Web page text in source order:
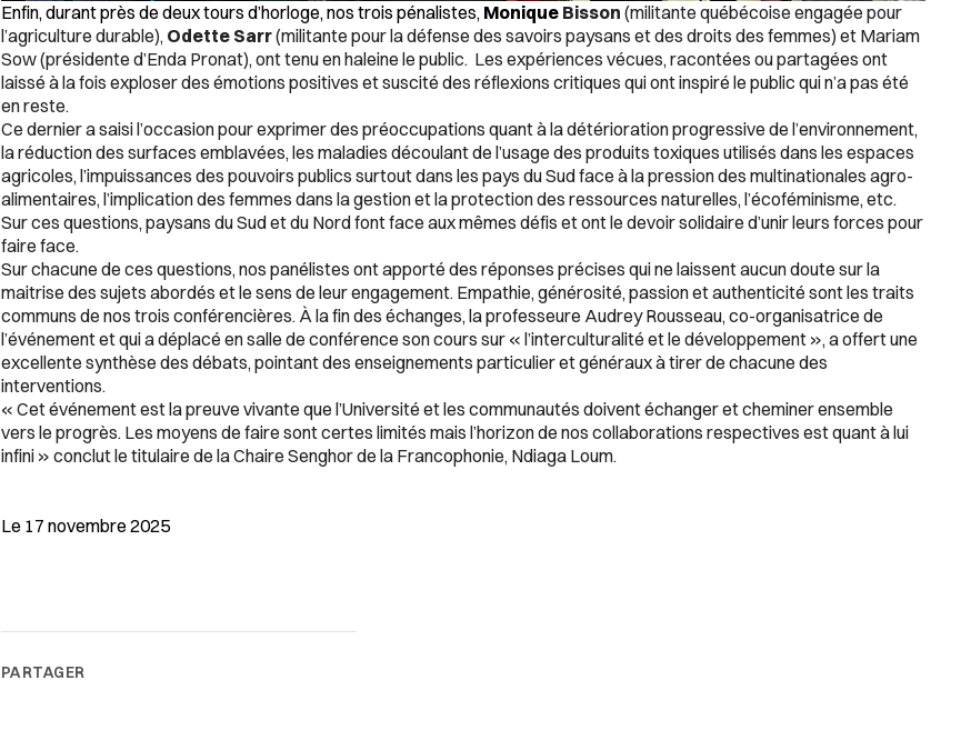
Enfin, durant près de deux tours d’horloge, nos trois pénalistes, MoniqueBisson (militante québécoise engagée pour
l’agriculture durable),Odette Sarr(militante pour la défense des savoirs paysans et des droits des femmes) et Mariam
Sow (présidente d’Enda Pronat), ont tenu en haleine le public. Les expériences vécues, racontées ou partagées ont
laissé à la fois exploser des émotions positives et suscité des réflexions critiques qui ont inspiré le public qui n’a pas été
en reste.
Ce dernier a saisi l’occasion pour exprimer des préoccupations quant à la détérioration progressive de l’environnement,
la réduction des surfaces emblavées, les maladies découlant de l’usage des produits toxiques utilisés dans les espaces
agricoles, l’impuissances des pouvoirs publics surtout dans les pays du Sud face à la pression des multinationales agro-
alimentaires, l’implication des femmes dans la gestion et la protection des ressources naturelles, l’écoféminisme, etc.
Sur ces questions, paysans du Sud et du Nord font face aux mêmes défis et ont le devoir solidaire d’unir leurs forces pour
faire face.
Sur chacune de ces questions, nos panélistes ont apporté des réponses précises qui ne laissent aucun doute sur la
maitrise des sujets abordés et le sens de leur engagement. Empathie, générosité, passion et authenticité sont les traits
communs de nos trois conférencières. À la fin des échanges, la professeure Audrey Rousseau, co-organisatrice de
l’événement et qui a déplacé en salle de conférence son cours sur « l’interculturalité et le développement », a offert une
excellente synthèse des débats, pointant des enseignements particulier et généraux à tirer de chacune des
interventions.
« Cet événement est la preuve vivante que l’Université et les communautés doivent échanger et cheminer ensemble
vers le progrès. Les moyens de faire sont certes limités mais l’horizon de nos collaborations respectives est quant à lui
infini » conclut le titulaire de la Chaire Senghor de la Francophonie, Ndiaga Loum.
Le 17 novembre 2025